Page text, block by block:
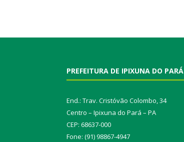
PREFEITURA DE IPIXUNA DO PARÁ
End.: Trav. Cristóvão Colombo, 34
Centro – Ipixuna do Pará – PA
CEP: 68637-000
Fone: (91) 98867-4947